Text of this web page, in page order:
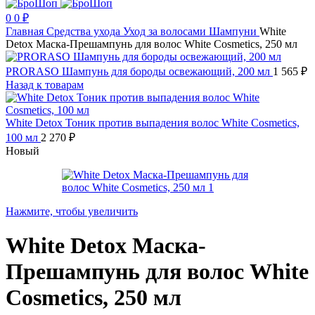
0 0 ₽
Главная Средства ухода Уход за волосами Шампуни White
Detox Маска-Прешампунь для волос White Cosmetics, 250 мл
PRORASO Шампунь для бороды освежающий, 200 мл 1 565 ₽
Назад к товарам
White Detox Тоник против выпадения волос White Cosmetics,
100 мл 2 270 ₽
Новый
Нажмите, чтобы увеличить
White Detox Маска-
Прешампунь для волос White
Cosmetics, 250 мл